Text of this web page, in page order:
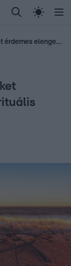
Randi Celeb vagyok,
Gallusz
Őszi napéjegyelőség – ezeket érdemes elengedned a spirituális fordulóponton